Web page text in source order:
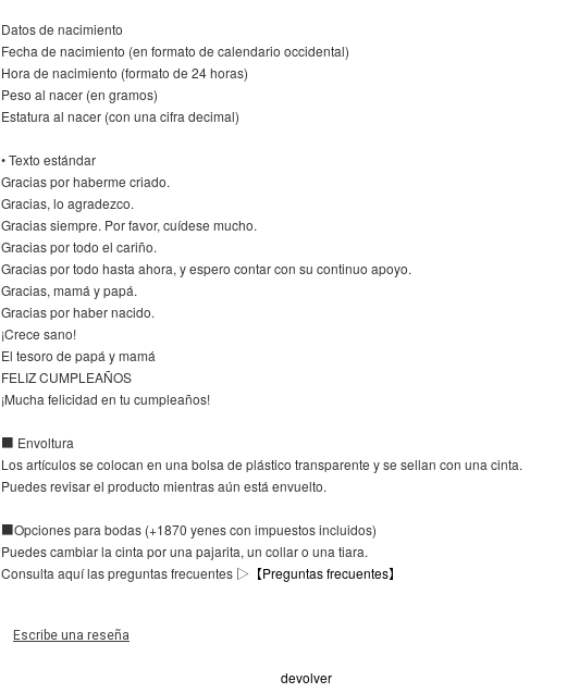
Datos de nacimiento
Fecha de nacimiento (en formato de calendario occidental)
Hora de nacimiento (formato de 24 horas)
Peso al nacer (en gramos)
Estatura al nacer (con una cifra decimal)
• Texto estándar
Gracias por haberme criado.
Gracias, lo agradezco.
Gracias siempre. Por favor, cuídese mucho.
Gracias por todo el cariño.
Gracias por todo hasta ahora, y espero contar con su continuo apoyo.
Gracias, mamá y papá.
Gracias por haber nacido.
¡Crece sano!
El tesoro de papá y mamá
FELIZ CUMPLEAÑOS
¡Mucha felicidad en tu cumpleaños!
■ Envoltura
Los artículos se colocan en una bolsa de plástico transparente y se sellan con una cinta.
Puedes revisar el producto mientras aún está envuelto.
■Opciones para bodas (+1870 yenes con impuestos incluidos)
Puedes cambiar la cinta por una pajarita, un collar o una tiara.
Consulta aquí las preguntas frecuentes ▷ 【Preguntas frecuentes】
Escribe una reseña
devolver